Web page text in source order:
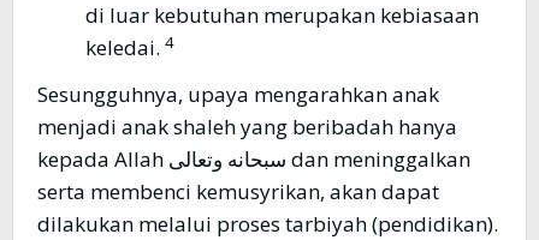
di luar kebutuhan merupakan kebiasaan
keledai. 4
Sesungguhnya, upaya mengarahkan anak
menjadi anak shaleh yang beribadah hanya
kepada Allah سبحانه وتعالى dan meninggalkan
serta membenci kemusyrikan, akan dapat
dilakukan melalui proses tarbiyah (pendidikan).